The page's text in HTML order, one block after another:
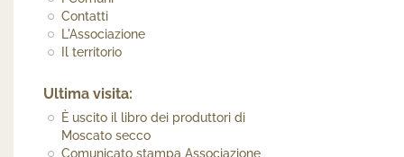
Contatti
L'Associazione
Il territorio
Ultima visita:
È uscito il libro dei produttori di
Moscato secco
Comunicato stampa Associazione